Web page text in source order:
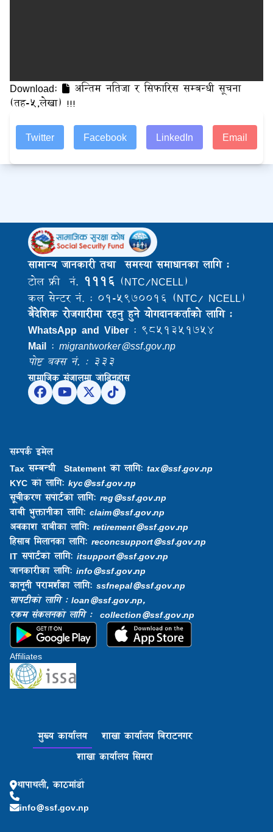
Download:
अन्तिम नतिजा र सिफारिस सम्बन्धी सूचना
(तह-५,लेखा) !!!
Twitter Facebook LinkedIn Email
सामान्य जानकारी तथा समस्या समाधानका लागि :
टोल फ्री नं. १११६ (NTC/NCELL)
कल सेन्टर नं. : ०१-५९७००१६ (NTC/ NCELL)
बैदेशिक राेजगारीमा रहनु हुने याेगदानकर्ताकाे लागि :
WhatsApp and Viber : ९८५१३५१७५४
Mail : migrantworker@ssf.gov.np
पोष्ट बक्स नं. : ३३३
सामाजिक संजालमा जोडिनुहोस
सम्पर्क इमेल
Tax सम्बन्धी Statement को लागि: tax@ssf.gov.np
KYC को लागि: kyc@ssf.gov.np
सूचीकरण सपोर्टको लागि: reg@ssf.gov.np
दाबी भुक्तानीका लागि: claim@ssf.gov.np
अवकाश दाबीका लागि: retirement@ssf.gov.np
हिसाब मिलानका लागि: reconcsupport@ssf.gov.np
IT सपोर्टको लागि: itsupport@ssf.gov.np
जानकारीका लागि: info@ssf.gov.np​
कानूनी परामर्शका लागि: ssfnepal@ssf.gov.np​
सापटीको लागि : loan@ssf.gov.np,
रकम संकलनको लागि : collection@ssf.gov.np
Affiliates
मुख्य कार्यालय
शाखा कार्यालय बिराटनगर
शाखा कार्यालय सिमरा
थापाथली, काठमांडौ
info@ssf.gov.np